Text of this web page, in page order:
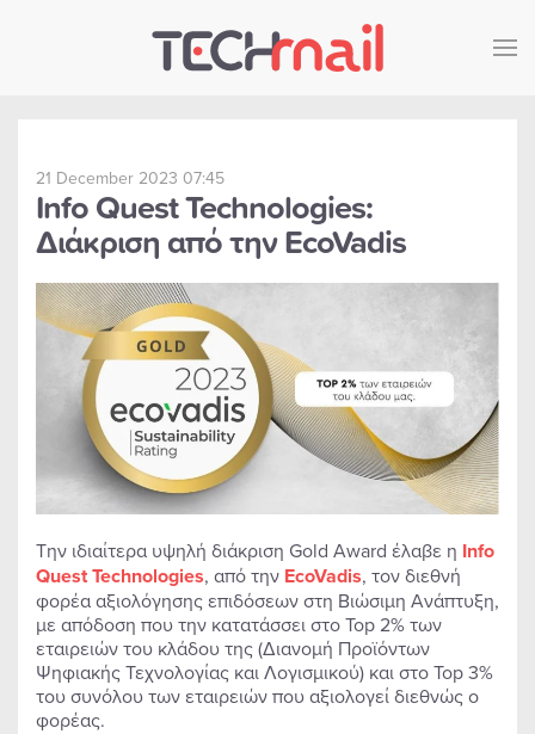
Skip to main content
21 December 2023 07:45
Info Quest Technologies:
Διάκριση από την EcoVadis
Tην ιδιαίτερα υψηλή διάκριση Gold Award έλαβε η Info
Quest Technologies, από την EcoVadis, τον διεθνή
φορέα αξιολόγησης επιδόσεων στη Βιώσιμη Ανάπτυξη,
με απόδοση που την κατατάσσει στο Τοp 2% των
εταιρειών του κλάδου της (Διανομή Προϊόντων
Ψηφιακής Τεχνολογίας και Λογισμικού) και στο Top 3%
του συνόλου των εταιρειών που αξιολογεί διεθνώς ο
φορέας.